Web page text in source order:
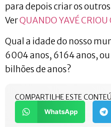
para depois criar os
VerQUANDO YAVÉ CRIOU
Qual a idade do nosso
6004 anos, 6164 anos,
bilhões de anos?
COMPARTILHE ESTE
WhatsApp